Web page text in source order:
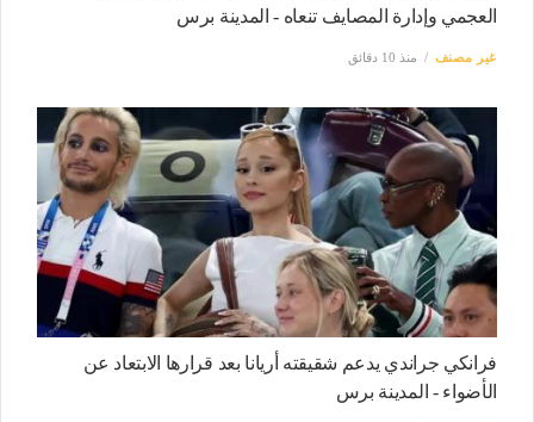
العجمي وإدارة المصايف تنعاه - المدينة برس
غير مصنف منذ 10 دقائق
فرانكي جراندي يدعم شقيقته أريانا بعد قرارها الابتعاد عن
الأضواء - المدينة برس